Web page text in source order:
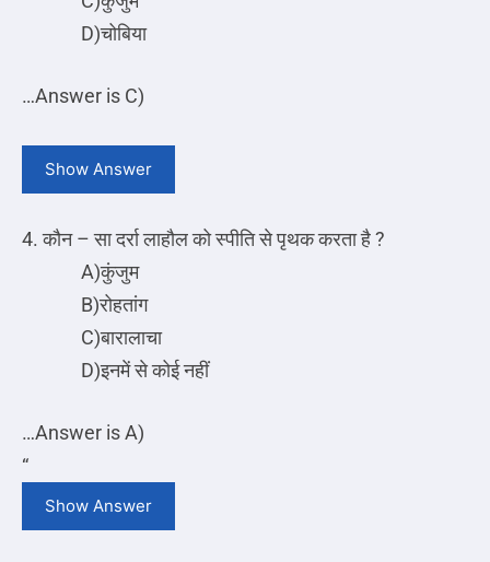
D)चोबिया
…Answer is C)
Show Answer
4. कौन – सा दर्रा लाहौल को स्पीति से पृथक करता है ?
A)कुंजुम
B)रोहतांग
C)बारालाचा
D)इनमें से कोई नहीं
…Answer is A)
“
Show Answer